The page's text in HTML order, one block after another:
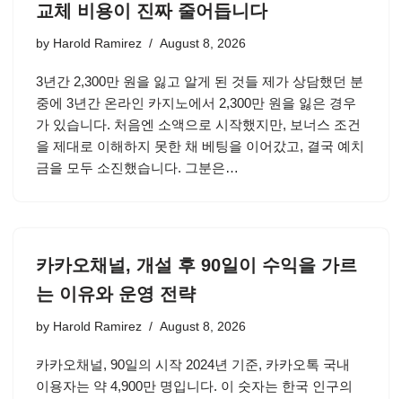
교체 비용이 진짜 줄어듭니다
by Harold Ramirez August 8, 2026
3년간 2,300만 원을 잃고 알게 된 것들 제가 상담했던 분
중에 3년간 온라인 카지노에서 2,300만 원을 잃은 경우
가 있습니다. 처음엔 소액으로 시작했지만, 보너스 조건
을 제대로 이해하지 못한 채 베팅을 이어갔고, 결국 예치
금을 모두 소진했습니다. 그분은…
카카오채널, 개설 후 90일이 수익을 가르
는 이유와 운영 전략
by Harold Ramirez August 8, 2026
카카오채널, 90일의 시작 2024년 기준, 카카오톡 국내
이용자는 약 4,900만 명입니다. 이 숫자는 한국 인구의